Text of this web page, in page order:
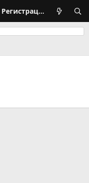
Регистрация